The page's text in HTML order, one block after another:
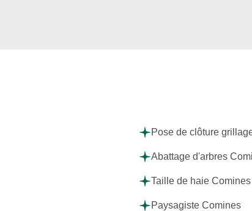
Pose de clôture
Abattage d'arbres
Taille de haie Comines
Paysagiste Comines